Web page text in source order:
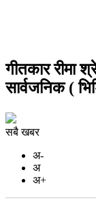
गीतकार रीमा
सार्वजनिक (
सबै खबर
अ-
अ
अ+